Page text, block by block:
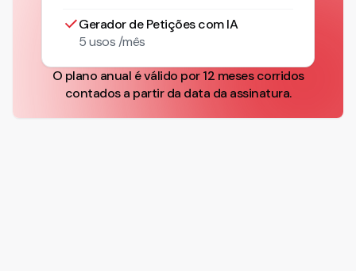
Gerador de Petições com IA
5 usos /mês
O plano anual é válido por 12 meses corridos
contados a partir da data da assinatura.